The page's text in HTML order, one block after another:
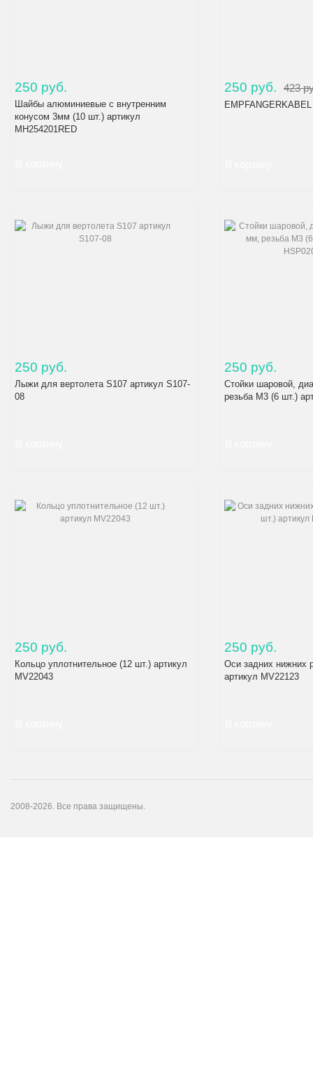
250 руб.
Шайбы алюминиевые с внутренним
конусом 3мм (10 шт.) артикул
MH254201RED
250 руб. 423
250 руб.
Лыжи для вертолета S107 артикул S107-
08
250 руб.
Стойки шаровой,
резьба M3 (6 шт.)
250 руб.
Кольцо уплотнительное (12 шт.) артикул
MV22043
250 руб.
Оси задних нижних
артикул MV22123
2008-2026. Все права защищены.